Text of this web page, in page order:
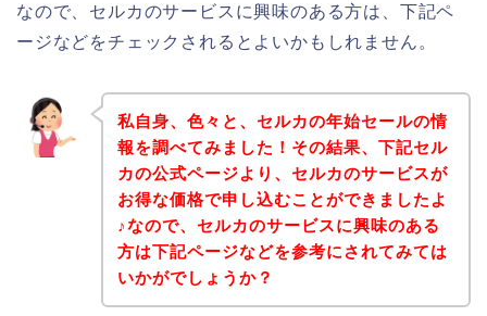
なので、セルカのサービスに興味のある方は、下記ペ
ージなどをチェックされるとよいかもしれません。
私自身、色々と、セルカの年始セールの情
報を調べてみました！その結果、下記セル
カの公式ページより、セルカのサービスが
お得な価格で申し込むことができましたよ
♪なので、セルカのサービスに興味のある
方は下記ページなどを参考にされてみては
いかがでしょうか？